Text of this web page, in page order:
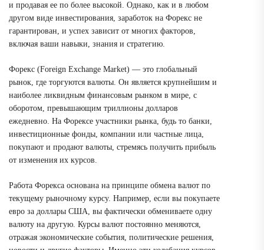
и продавая ее по более высокой. Однако, как и в любом
другом виде инвестирования, заработок на Форекс не
гарантирован, и успех зависит от многих факторов,
включая ваши навыки, знания и стратегию.
Форекс (Foreign Exchange Market) — это глобальный
рынок, где торгуются валюты. Он является крупнейшим и
наиболее ликвидным финансовым рынком в мире, с
оборотом, превышающим триллионы долларов
ежедневно. На Форексе участники рынка, будь то банки,
инвестиционные фонды, компании или частные лица,
покупают и продают валюты, стремясь получить прибыль
от изменения их курсов.
Работа Форекса основана на принципе обмена валют по
текущему рыночному курсу. Например, если вы покупаете
евро за доллары США, вы фактически обмениваете одну
валюту на другую. Курсы валют постоянно меняются,
отражая экономические события, политические решения,